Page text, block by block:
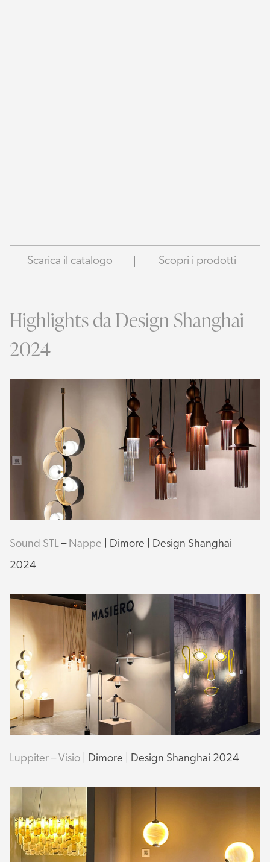
Scarica il catalogo Scopri i prodotti
Highlights da Design Shanghai
2024
Sound STL – Nappe | Dimore | Design Shanghai
2024
Luppiter –Visio | Dimore | Design Shanghai 2024